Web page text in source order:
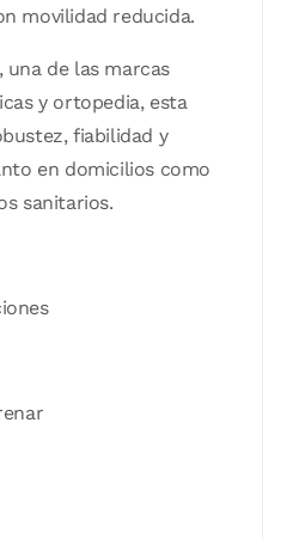
movilidad reducida.
una de las marcas
y ortopedia, esta
fiabilidad y
en domicilios como
sanitarios.